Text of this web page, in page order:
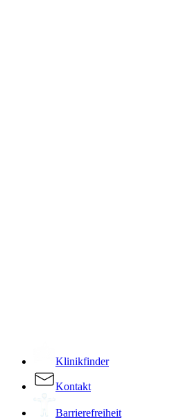
Klinikfinder
Kontakt
Barrierefreiheit